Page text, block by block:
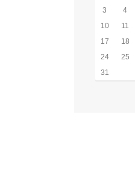
3
4
10
11
17
18
24
25
31